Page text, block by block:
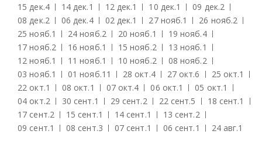
15 дек.4 14 дек.1 12 дек.1 10 дек.1 09 дек.2
08 дек.2 06 дек.4 02 дек.1 27 нояб.1 26 нояб.2
25 нояб.1 24 нояб.2 20 нояб.1 19 нояб.4
17 нояб.2 16 нояб.1 15 нояб.2 13 нояб.1
12 нояб.1 11 нояб.1 10 нояб.2 08 нояб.2
03 нояб.1 01 нояб.11 28 окт.4 27 окт.6 25 окт.1
22 окт.1 08 окт.1 07 окт.4 06 окт.1 05 окт.1
04 окт.2 30 сент.1 29 сент.2 22 сент.5 18 сент.1
17 сент.2 15 сент.1 14 сент.1 13 сент.2
09 сент.1 08 сент.3 07 сент.1 06 сент.1 24 авг.1